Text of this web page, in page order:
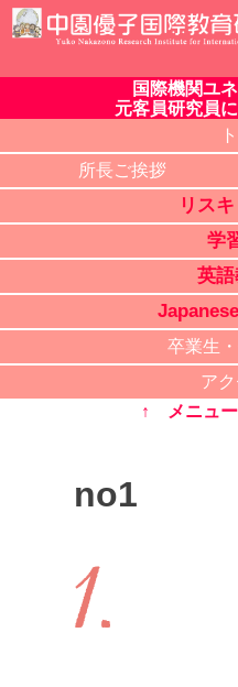
Skip
to
中園優子国際教育研究所
公式ホームページ、熊本県
の英語教室・学習塾・日本
研修。中学・高校・大学受験
人」と評判の講師が個別レッ
オンライン授業、出張講義、
国際機関ユ
元客員研究員
所長ご挨拶
リス
学
英
卒業生
ア
↑ メニュ
no1